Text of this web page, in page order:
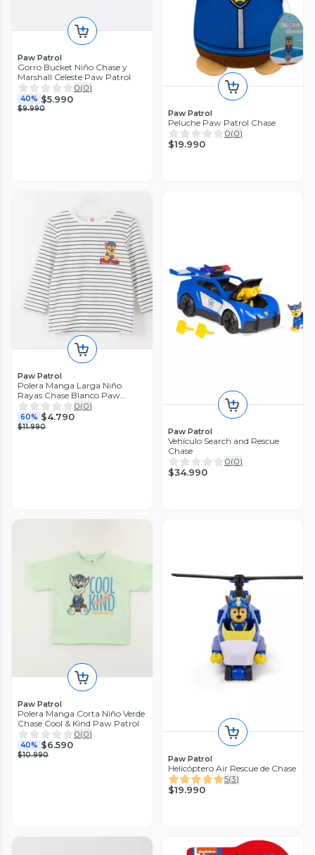
Paw Patrol
Gorro Bucket Niño Chase y
Marshall Celeste Paw Patrol
0(0)
40% $5.990
$9.990 Paw Patrol
Peluche Paw Patrol Chase
0(0)
$19.990
Paw Patrol
Polera Manga Larga Niño
Rayas Chase Blanco Paw
Patrol
0(0)
60% $4.790
$11.990 Paw Patrol
Vehículo Search and Rescue
Chase
0(0)
$34.990
Paw Patrol
Polera Manga Corta Niño Verde
Chase Cool & Kind Paw Patrol
0(0)
40% $6.590
$10.990 Paw Patrol
Helicóptero Air Rescue de Chase
5(3)
$19.990